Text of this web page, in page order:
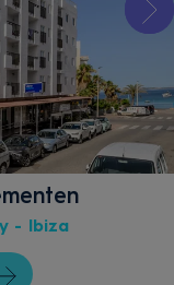
- Ibiza